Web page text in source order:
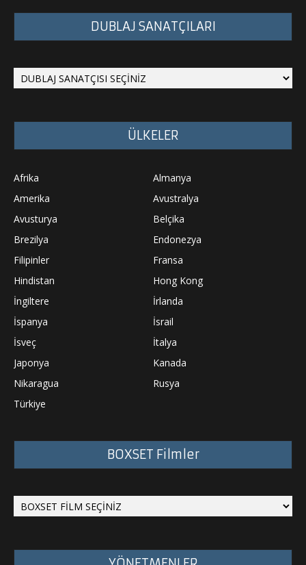
DUBLAJ SANATÇILARI
ÜLKELER
Afrika
Almanya
Amerika
Avustralya
Avusturya
Belçika
Brezilya
Endonezya
Filipinler
Fransa
Hindistan
Hong Kong
İngiltere
İrlanda
İspanya
İsrail
İsveç
İtalya
Japonya
Kanada
Nikaragua
Rusya
Türkiye
BOXSET Filmler